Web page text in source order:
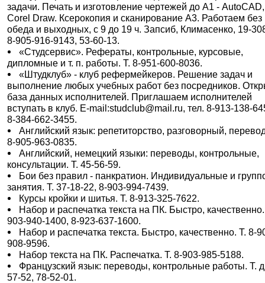
задачи. Печать и изготовление чертежей до А1 - AutoCAD,
Corel Draw. Ксерокопия и сканирование А3. Работаем без
обеда и выходных, с 9 до 19 ч. Запсиб, Климасенко, 19-
8-905-916-9143, 53-60-13.
«Студсервис». Рефераты, контрольные, курсовые,
дипломные и т. п. работы. Т. 8-951-600-8036.
«Штудклуб» - клуб рефермейкеров. Решение задач и
выполнение любых учебных работ без посредников.
база данных исполнителей. Приглашаем исполнителей
вступать в клуб. E-mail:studclub@mail.ru, тел. 8-913-138-
8-384-662-3455.
Английский язык: репетиторство, разговорный,
8-905-963-0835.
Английский, немецкий языки: переводы, контрольные,
консультации. Т. 45-56-59.
Бои без правил - панкратион. Индивидуальные и
занятия. Т. 37-18-22, 8-903-994-7439.
Курсы кройки и шитья. Т. 8-913-325-7622.
Набор и распечатка текста на ПК. Быстро,
903-940-1400, 8-923-637-1600.
Набор и распечатка текста. Быстро, качественно. Т. 8-
908-9596.
Набор текста на ПК. Распечатка. Т. 8-903-985-5188.
Французский язык: переводы, контрольные работы. Т.
57-52, 78-52-01.